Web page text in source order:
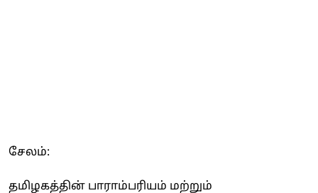
சேலம்:
தமிழகத்தின் பாராம்பரியம் மற்றும்